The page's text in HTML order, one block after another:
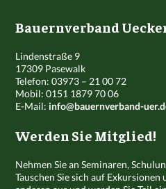
Bauernverband
Lindenstraße 9
17309 Pasewalk
Telefon: 03973 – 21 00 72
Mobil: 0151 1879 70 06
E-Mail:info@bauernverband-
Werden Sie Mitglied!
Nehmen Sie an Seminaren,
Tauschen Sie sich auf